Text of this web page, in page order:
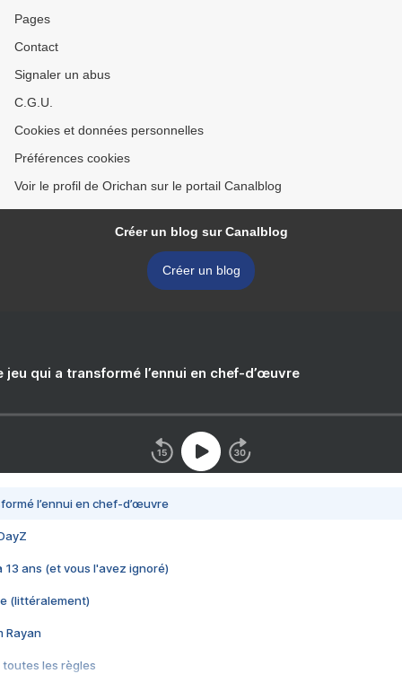
Pages
Contact
Signaler un abus
C.G.U.
Cookies et données personnelles
Préférences cookies
Voir le profil de Orichan sur le portail Canalblog
Créer un blog sur Canalblog
Créer un blog
jeu qui a transformé l’ennui en chef-d’œuvre
l’ennui en chef-d’œuvre
13 ans (et vous l'avez ignoré)
(littéralement)
Rayan
toutes les règles